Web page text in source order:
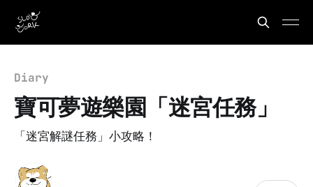
Diary
寶可夢遊樂園「迷宮任務」
「迷宮解謎任務」小攻略！